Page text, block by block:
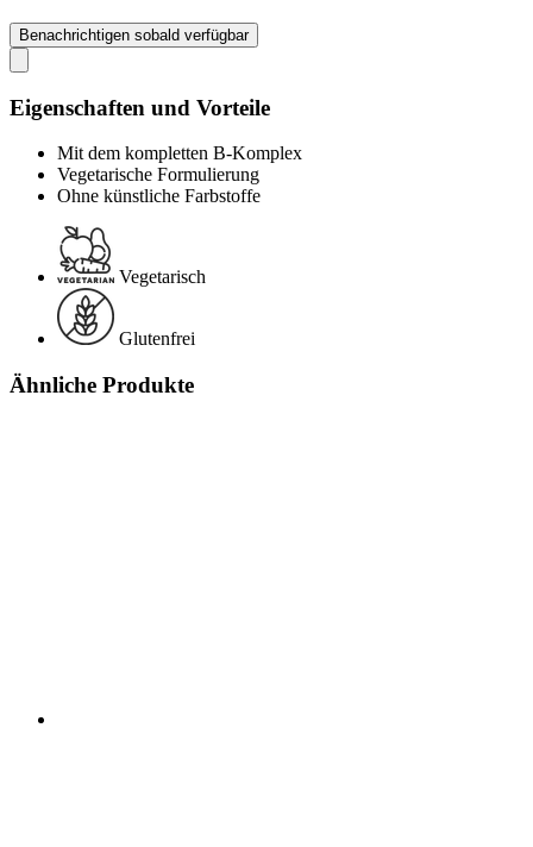
Benachrichtigen sobald verfügbar
Eigenschaften und Vorteile
Mit dem kompletten B-Komplex
Vegetarische Formulierung
Ohne künstliche Farbstoffe
Vegetarisch
Glutenfrei
Ähnliche Produkte